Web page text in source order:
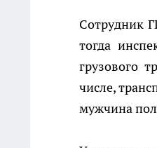
Сотрудник
тогда
грузового
числе,
мужчина